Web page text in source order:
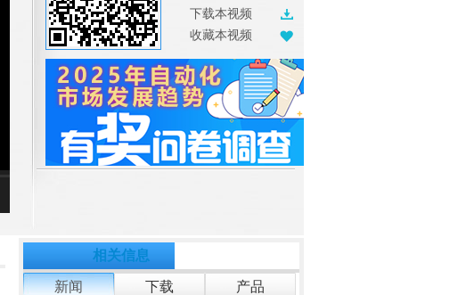
下载本视频
收藏本视频
相关信息
新闻 下载 产品